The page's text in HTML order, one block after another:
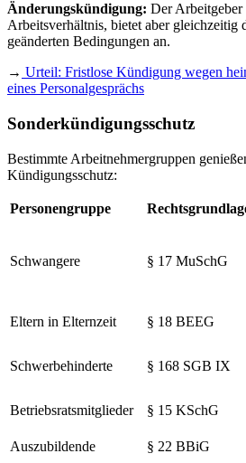
Änderungskündigung: Der Arbeitgeber
Arbeitsverhältnis, bietet aber gleichzeitig
geänderten Bedingungen an.
→ Urteil: Fristlose Kündigung wegen
eines Personalgesprächs
Sonderkündigungsschutz
Bestimmte Arbeitnehmergruppen
Kündigungsschutz:
Personengruppe
Schwangere § 17 MuSchG
Eltern in Elternzeit
§ 18 BEEG
Schwerbehinderte § 168 SGB IX
Betriebsratsmitglieder
§ 15 KSchG
Auszubildende
§ 22 BBiG